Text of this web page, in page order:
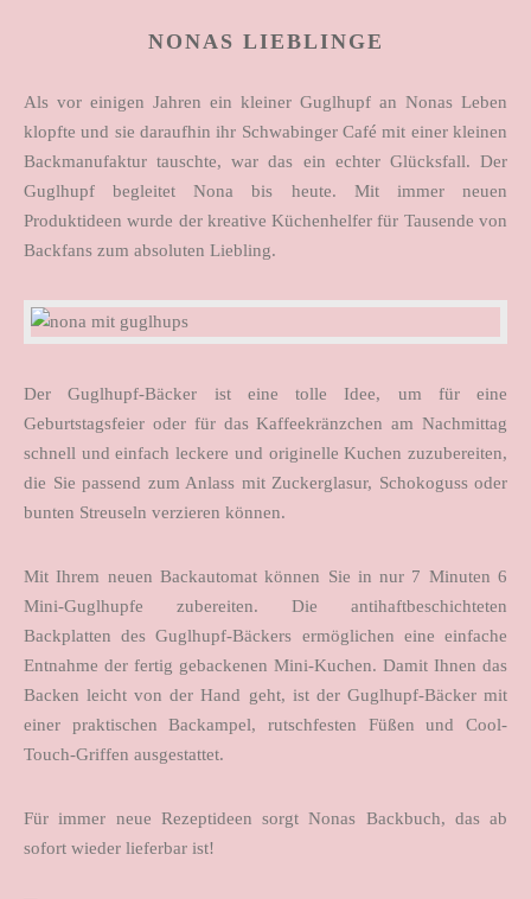
NONAS LIEBLINGE
Als vor einigen Jahren ein kleiner Guglhupf an Nonas Leben
klopfte und sie daraufhin ihr Schwabinger Café mit einer kleinen
Backmanufaktur tauschte, war das ein echter Glücksfall. Der
Guglhupf begleitet Nona bis heute. Mit immer neuen
Produktideen wurde der kreative Küchenhelfer für Tausende von
Backfans zum absoluten Liebling.
Der Guglhupf-Bäcker ist eine tolle Idee, um für eine
Geburtstagsfeier oder für das Kaffeekränzchen am Nachmittag
schnell und einfach leckere und originelle Kuchen zuzubereiten,
die Sie passend zum Anlass mit Zuckerglasur, Schokoguss oder
bunten Streuseln verzieren können.
Mit Ihrem neuen Backautomat können Sie in nur 7 Minuten 6
Mini-Guglhupfe zubereiten. Die antihaftbeschichteten
Backplatten des Guglhupf-Bäckers ermöglichen eine einfache
Entnahme der fertig gebackenen Mini-Kuchen. Damit Ihnen das
Backen leicht von der Hand geht, ist der Guglhupf-Bäcker mit
einer praktischen Backampel, rutschfesten Füßen und Cool-
Touch-Griffen ausgestattet.
Für immer neue Rezeptideen sorgt Nonas Backbuch, das ab
sofort wieder lieferbar ist!